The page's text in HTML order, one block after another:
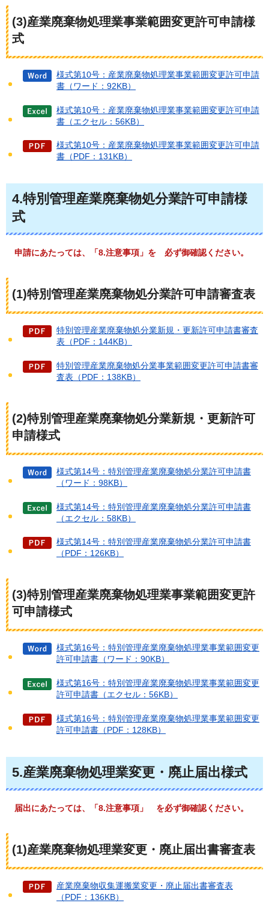
(3)産業廃棄物処理業事業範囲変更許可申請様
式
様式第10号：産業廃棄物処理業事業範囲変更許可申請
書（ワード：92KB）
様式第10号：産業廃棄物処理業事業範囲変更許可申請
書（エクセル：56KB）
様式第10号：産業廃棄物処理業事業範囲変更許可申請
書（PDF：131KB）
4.特別管理産業廃棄物処分業許可申請様
式
申請にあたっては、「8.注意事項」を 必ず御確認ください。
(1)特別管理産業廃棄物処分業許可申請審査表
特別管理産業廃棄物処分業新規・更新許可申請書審査
表（PDF：144KB）
特別管理産業廃棄物処分業事業範囲変更許可申請書審
査表（PDF：138KB）
(2)特別管理産業廃棄物処分業新規・更新許可
申請様式
様式第14号：特別管理産業廃棄物処分業許可申請書
（ワード：98KB）
様式第14号：特別管理産業廃棄物処分業許可申請書
（エクセル：58KB）
様式第14号：特別管理産業廃棄物処分業許可申請書
（PDF：126KB）
(3)特別管理産業廃棄物処理業事業範囲変更許
可申請様式
様式第16号：特別管理産業廃棄物処理業事業範囲変更
許可申請書（ワード：90KB）
様式第16号：特別管理産業廃棄物処理業事業範囲変更
許可申請書（エクセル：56KB）
様式第16号：特別管理産業廃棄物処理業事業範囲変更
許可申請書（PDF：128KB）
5.産業廃棄物処理業変更・廃止届出様式
届出にあたっては、「8.注意事項」 を必ず御確認ください。
(1)産業廃棄物処理業変更・廃止届出書審査表
産業廃棄物収集運搬業変更・廃止届出書審査表
（PDF：136KB）